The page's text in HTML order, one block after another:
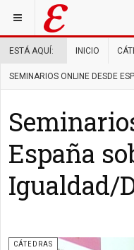
ESTÁ AQUÍ: INICIO
SEMINARIOS ONLINE DESDE
España
Igualdad/
CÁTEDRAS